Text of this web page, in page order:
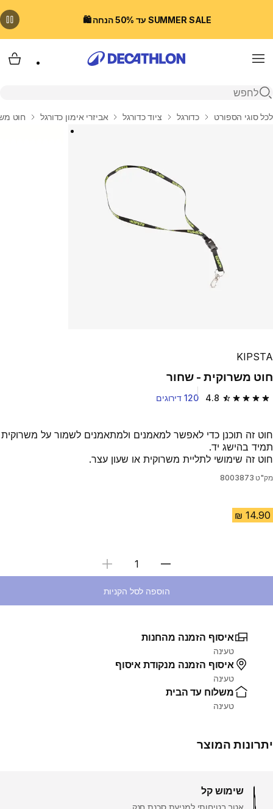
SUMMER SALE עד 50% הנחה 🛍️
Menu
פתיחת חיפוש
בית
לכל סוגי הספורט כדורגל ציוד כדורגל אביזרי אימון כדורגל חוט
KIPSTA
חוט משרוקית - שחור
4.8 4.8 out of 5 stars from 120 reviews 120 דירוגים
חוט זה תוכנן כדי לאפשר למאמנים ולמתאמנים לשמור על משרוקית
תמיד בהישג יד.
חוט זה שימושי לתליית משרוקית או שעון עצר.
מק"ט 8003873
בחירת כמות
הוספה לסל הקניות
איסוף הזמנה מהחנות
טעינה
איסוף הזמנה מנקודת איסוף
טעינה
משלוח עד הבית
טעינה
יתרונות המוצר
שימוש קל